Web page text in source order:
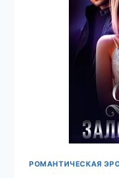
РОМАНТИЧЕСКАЯ